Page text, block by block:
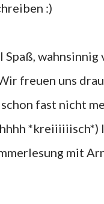
:)
freuen uns
fast nicht
*kreiiiiiisch*)
mit